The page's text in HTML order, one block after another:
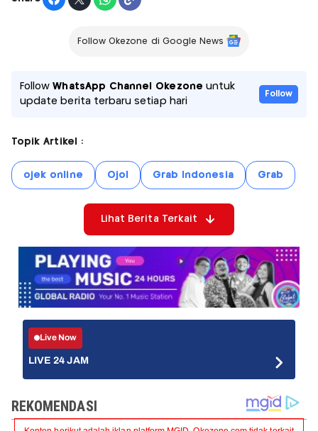
Follow Okezone di Google News
FollowWhatsApp Channel Okezone untuk
update berita terbaru setiap hari
Follow
Topik Artikel :
ojek online Ojol Grab Indonesia Grab
Lihat Berita Terkait
Live Now
LIVE 24 JAM